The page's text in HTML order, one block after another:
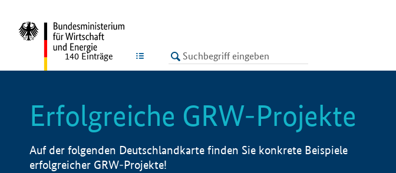
LISTE
140 Einträge
Erfolgreiche GRW-Projekte
Auf der folgenden Deutschlandkarte finden Sie konkrete Beispiele
erfolgreicher GRW-Projekte!